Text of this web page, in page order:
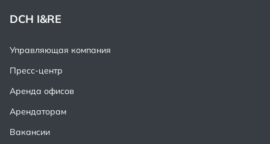
DCH I&RE
Управляющая компания
Пресс-центр
Аренда офисов
Арендаторам
Вакансии